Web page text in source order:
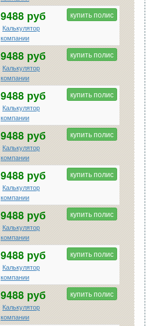
9488 руб
Калькулятор
компании
купить полис
9488 руб
Калькулятор
компании
купить полис
9488 руб
Калькулятор
компании
купить полис
9488 руб
Калькулятор
компании
купить полис
9488 руб
Калькулятор
компании
купить полис
9488 руб
Калькулятор
компании
купить полис
9488 руб
Калькулятор
компании
купить полис
9488 руб
Калькулятор
компании
купить полис